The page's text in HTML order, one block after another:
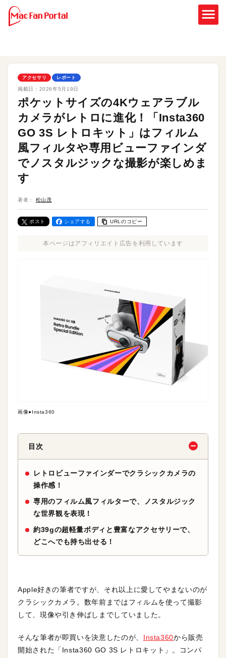
アクセサリ レポート
掲載日： 2026年5月19日
ポケットサイズの4Kウェアラブル
カメラがレトロに進化！「Insta360
GO 3S レトロキット」はフィルム
風フィルタや専用ビューファインダ
でノスタルジックな撮影が楽しめま
す
著者： 松山茂
ポスト シェアする URLのコピー
本ページはアフィリエイト広告を利用しています
画像●Insta360
目次
レトロビューファインダーでクラシックカメラの
操作感！
専用のフィルム風フィルターで、ノスタルジック
な世界観を表現！
約39gの超軽量ボディと豊富なアクセサリーで、
どこへでも持ち出せる！
Apple好きの筆者ですが、それ以上に愛してやまないのが
クラシックカメラ。数年前まではフィルムを使って撮影
して、現像や引き伸ばしまでしていました。
そんな筆者が即買いを決意したのが、 Insta360から販売
開始された「Insta360 GO 3S レトロキット」。コンパ